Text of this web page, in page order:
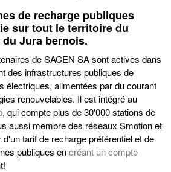
de recharge publiques
sur tout le territoire du
Jura bernois.
de SACEN SA sont actives dans
des infrastructures publiques de
électriques, alimentées par du courant
renouvelables. Il est intégré au
, qui compte plus de 30'000 stations de
aussi membre des réseaux Smotion et
tarif de recharge préférentiel et de
publiques encréant un compte